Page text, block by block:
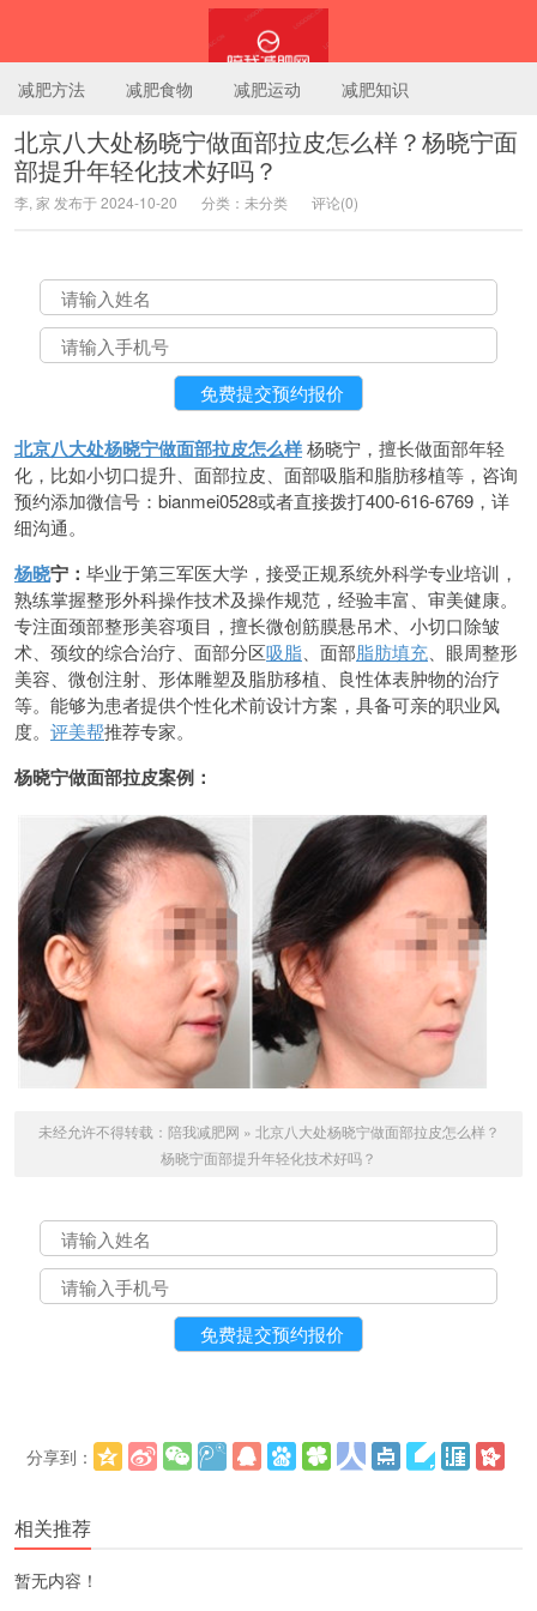
陪我减肥网
减肥方法 减肥食物 减肥运动 减肥知识
北京八大处杨晓宁做面部拉皮怎么样？杨晓宁面
部提升年轻化技术好吗？
李, 家 发布于 2024-10-20 分类：未分类 评论(0)
北京八大处杨晓宁做面部拉皮怎么样杨晓宁，擅长做面部年轻
化，比如小切口提升、面部拉皮、面部吸脂和脂肪移植等，咨询
预约添加微信号：bianmei0528或者直接拨打400-616-6769，详
细沟通。
杨晓宁： 毕业于第三军医大学，接受正规系统外科学专业培训，
熟练掌握整形外科操作技术及操作规范，经验丰富、审美健康。
专注面颈部整形美容项目，擅长微创筋膜悬吊术、小切口除皱
术、颈纹的综合治疗、面部分区吸脂 、面部脂肪填充 、眼周整形
美容、微创注射、形体雕塑及脂肪移植、良性体表肿物的治疗
等。能够为患者提供个性化术前设计方案，具备可亲的职业风
度。 评美帮推荐专家。
杨晓宁做面部拉皮案例：
未经允许不得转载： 陪我减肥网 » 北京八大处杨晓宁做面部拉皮怎么样？
杨晓宁面部提升年轻化技术好吗？
分享到：
相关推荐
暂无内容！